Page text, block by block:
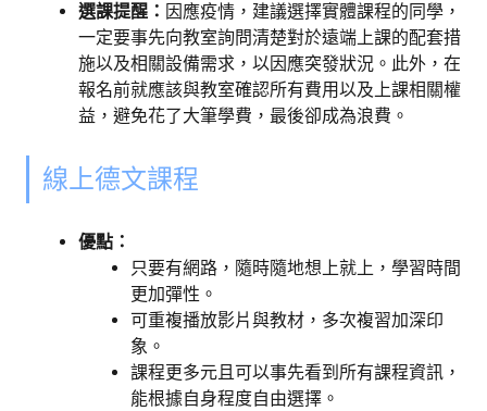
選課提醒： 因應疫情，建議選擇實體課程的同學，
一定要事先向教室詢問清楚對於遠端上課的配套措
施以及相關設備需求，以因應突發狀況。此外，在
報名前就應該與教室確認所有費用以及上課相關權
益，避免花了大筆學費，最後卻成為浪費。
線上德文課程
優點：
只要有網路，隨時隨地想上就上，學習時間
更加彈性。
可重複播放影片與教材，多次複習加深印
象。
課程更多元且可以事先看到所有課程資訊，
能根據自身程度自由選擇。